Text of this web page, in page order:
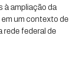
à ampliação da
um contexto de
rede federal de